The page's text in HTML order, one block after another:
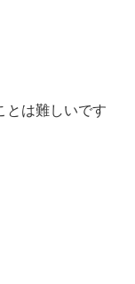
とは難しいです